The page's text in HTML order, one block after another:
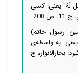
لَهُ" یعنی: كسی
رسول خاتم)
یعنی: به واسطه‌ی
بحارالانوار، ج